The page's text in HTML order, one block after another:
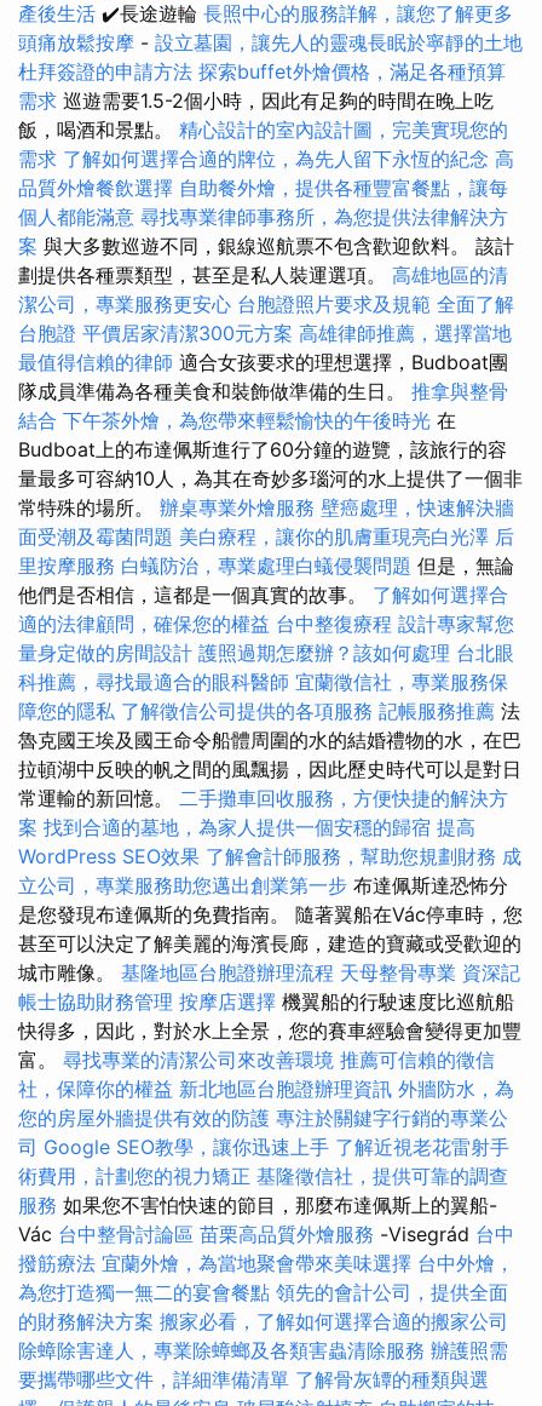
產後生活 ✔️長途遊輪 長照中心的服務詳解，讓您了解更多
頭痛放鬆按摩 - 設立墓園，讓先人的靈魂長眠於寧靜的土地
杜拜簽證的申請方法 探索buffet外燴價格，滿足各種預算
需求 巡遊需要1.5-2個小時，因此有足夠的時間在晚上吃
飯，喝酒和景點。 精心設計的室內設計圖，完美實現您的
需求 了解如何選擇合適的牌位，為先人留下永恆的紀念 高
品質外燴餐飲選擇 自助餐外燴，提供各種豐富餐點，讓每
個人都能滿意 尋找專業律師事務所，為您提供法律解決方
案 與大多數巡遊不同，銀線巡航票不包含歡迎飲料。 該計
劃提供各種票類型，甚至是私人裝運選項。 高雄地區的清
潔公司，專業服務更安心 台胞證照片要求及規範 全面了解
台胞證 平價居家清潔300元方案 高雄律師推薦，選擇當地
最值得信賴的律師 適合女孩要求的理想選擇，Budboat團
隊成員準備為各種美食和裝飾做準備的生日。 推拿與整骨
結合 下午茶外燴，為您帶來輕鬆愉快的午後時光 在
Budboat上的布達佩斯進行了60分鐘的遊覽，該旅行的容
量最多可容納10人，為其在奇妙多瑙河的水上提供了一個非
常特殊的場所。 辦桌專業外燴服務 壁癌處理，快速解決牆
面受潮及霉菌問題 美白療程，讓你的肌膚重現亮白光澤 后
里按摩服務 白蟻防治，專業處理白蟻侵襲問題 但是，無論
他們是否相信，這都是一個真實的故事。 了解如何選擇合
適的法律顧問，確保您的權益 台中整復療程 設計專家幫您
量身定做的房間設計 護照過期怎麼辦？該如何處理 台北眼
科推薦，尋找最適合的眼科醫師 宜蘭徵信社，專業服務保
障您的隱私 了解徵信公司提供的各項服務 記帳服務推薦 法
魯克國王埃及國王命令船體周圍的水的結婚禮物的水，在巴
拉頓湖中反映的帆之間的風飄揚，因此歷史時代可以是對日
常運輸的新回憶。 二手攤車回收服務，方便快捷的解決方
案 找到合適的墓地，為家人提供一個安穩的歸宿 提高
WordPress SEO效果 了解會計師服務，幫助您規劃財務 成
立公司，專業服務助您邁出創業第一步 布達佩斯達恐怖分
是您發現布達佩斯的免費指南。 隨著翼船在Vác停車時，您
甚至可以決定了解美麗的海濱長廊，建造的寶藏或受歡迎的
城市雕像。 基隆地區台胞證辦理流程 天母整骨專業 資深記
帳士協助財務管理 按摩店選擇 機翼船的行駛速度比巡航船
快得多，因此，對於水上全景，您的賽車經驗會變得更加豐
富。 尋找專業的清潔公司來改善環境 推薦可信賴的徵信
社，保障你的權益 新北地區台胞證辦理資訊 外牆防水，為
您的房屋外牆提供有效的防護 專注於關鍵字行銷的專業公
司 Google SEO教學，讓你迅速上手 了解近視老花雷射手
術費用，計劃您的視力矯正 基隆徵信社，提供可靠的調查
服務 如果您不害怕快速的節目，那麼布達佩斯上的翼船-
Vác 台中整骨討論區 苗栗高品質外燴服務 -Visegrád 台中
撥筋療法 宜蘭外燴，為當地聚會帶來美味選擇 台中外燴，
為您打造獨一無二的宴會餐點 領先的會計公司，提供全面
的財務解決方案 搬家必看，了解如何選擇合適的搬家公司
除蟑除害達人，專業除蟑螂及各類害蟲清除服務 辦護照需
要攜帶哪些文件，詳細準備清單 了解骨灰罈的種類與選